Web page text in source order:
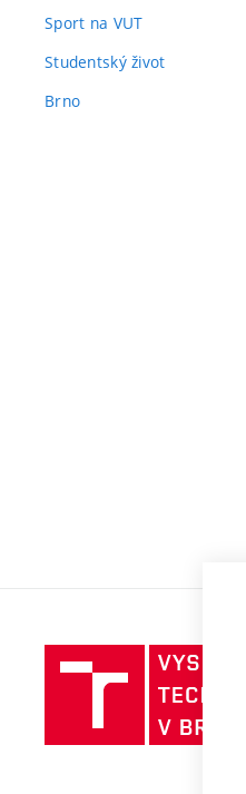
Sport na VUT
Studentský život
Brno